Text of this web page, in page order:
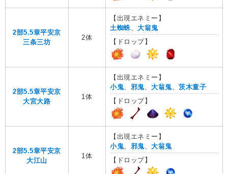
2部5.5章平安京
三条三坊
2体
【出現エネミー】
土蜘蛛、大翁鬼
【ドロップ】
2部5.5章平安京
大宮大路
1体
【出現エネミー】
小鬼、 邪鬼、大翁鬼、茨木童子
【ドロップ】
2部5.5章平安京
大江山
1体
【出現エネミー】
小鬼、 邪鬼、大翁鬼
【ドロップ】